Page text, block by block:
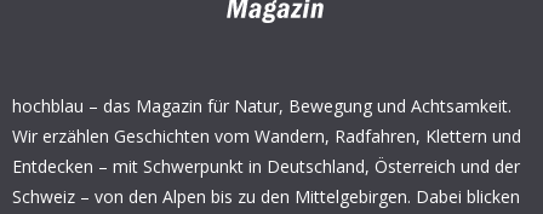
hochblau – das Magazin für Natur, Bewegung und Achtsamkeit.
Wir erzählen Geschichten vom Wandern, Radfahren, Klettern und
Entdecken – mit Schwerpunkt in Deutschland, Österreich und der
Schweiz – von den Alpen bis zu den Mittelgebirgen. Dabei blicken